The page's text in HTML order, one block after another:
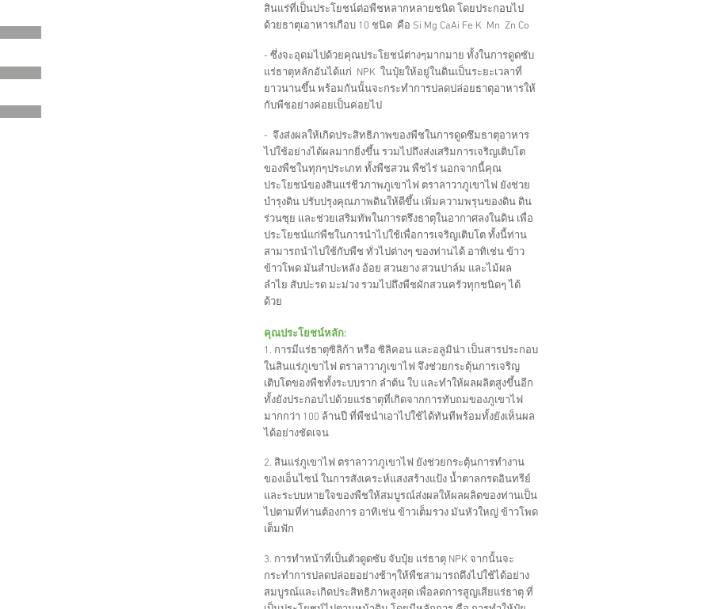
สินแร่ที่เป็นประโยชน์ต่อพืชหลากหลายชนิด โดยประกอบไป
ด้วยธาตุเอาหารเกือบ 10 ชนิด คือ Si Mg CaAi Fe K Mn Zn Co
- ซึ่งจะอุดมไปด้วยคุณประโยชน์ต่างๆมากมาย ทั้งในการดูดซับ
แร่ธาตุหลักอันได้แก่ NPK ในปุ๋ยให้อยู่ในดินเป็นระยะเวลาที่
ยาวนานขึ้น พร้อมกันนั้นจะกระทำการปลดปล่อยธาตุอาหารให้
กับพืชอย่างค่อยเป็นค่อยไป
- จึงส่งผลให้เกิดประสิทธิภาพของพืชในการดูดซึมธาตุอาหาร
ไปใช้อย่างได้ผลมากยิ่งขึ้น รวมไปถึงส่งเสริมการเจริญเติบโต
ของพืชในทุกๆประเภท ทั้งพืชสวน พืชไร่ นอกจากนี้คุณ
ประโยชน์ของสินแร่ชีวภาพภูเขาไฟ ตราลาวาภูเขาไฟ ยังช่วย
บำรุงดิน ปรับปรุงคุณภาพดินให้ดีขึ้น เพิ่มความพรุนของดิน ดิน
ร่วนซุย และช่วยเสริมทัพในการตรึงธาตุในอากาศลงในดิน เพื่อ
ประโยชน์แก่พืชในการนำไปใช้เพื่อการเจริญเติบโต ทั้งนี้ท่าน
สามารถนำไปใช้กับพืช ทั่วไปต่างๆ ของท่านได้ อาทิเช่น ข้าว
ข้าวโพด มันสำปะหลัง อ้อย สวนยาง สวนปาล์ม และไม้ผล
ลำไย สับปะรด มะม่วง รวมไปถึงพืชผักสวนครัวทุกชนิดๆ ได้
ด้วย
คุณประโยชน์หลัก:
1. การมีแร่ธาตุซิลิก้า หรือ ซิลิคอน และอลูมิน่า เป็นสารประกอบ
ในสินแร่ภูเขาไฟ ตราลาวาภูเขาไฟ จึงช่วยกระตุ้นการเจริญ
เติบโตของพืชทั้งระบบราก ลำต้น ใบ และทำให้ผลผลิตสูงขึ้นอีก
ทั้งยังประกอบไปด้วยแร่ธาตุที่เกิดจากการทับถมของภูเขาไฟ
มากกว่า 100 ล้านปี ที่พืชนำเอาไปใช้ได้ทันทีพร้อมทั้งยังเห็นผล
ได้อย่างชัดเจน
2. สินแร่ภูเขาไฟ ตราลาวาภูเขาไฟ ยังช่วยกระตุ้นการทำงาน
ของเอ็นไซน์ ในการสังเคระห์แสงสร้างแป้ง น้ำตาลกรดอินทรีย์
และระบบหายใจของพืชให้สมบูรณ์ส่งผลให้ผลผลิตของท่านเป็น
ไปตามที่ท่านต้องการ อาทิเช่น ข้าวเต็มรวง มันหัวใหญ่ ข้าวโพด
เต็มฟัก
3. การทำหน้าที่เป็นตัวดูดซับ จับปุ๋ย แร่ธาตุ NPK จากนั้นจะ
กระทำการปลดปล่อยอย่างช้าๆให้พืชสามารถดึงไปใช้ได้อย่าง
สมบูรณ์และเกิดประสิทธิภาพสูงสุด เพื่อลดการสูญเสียแร่ธาตุ ที่